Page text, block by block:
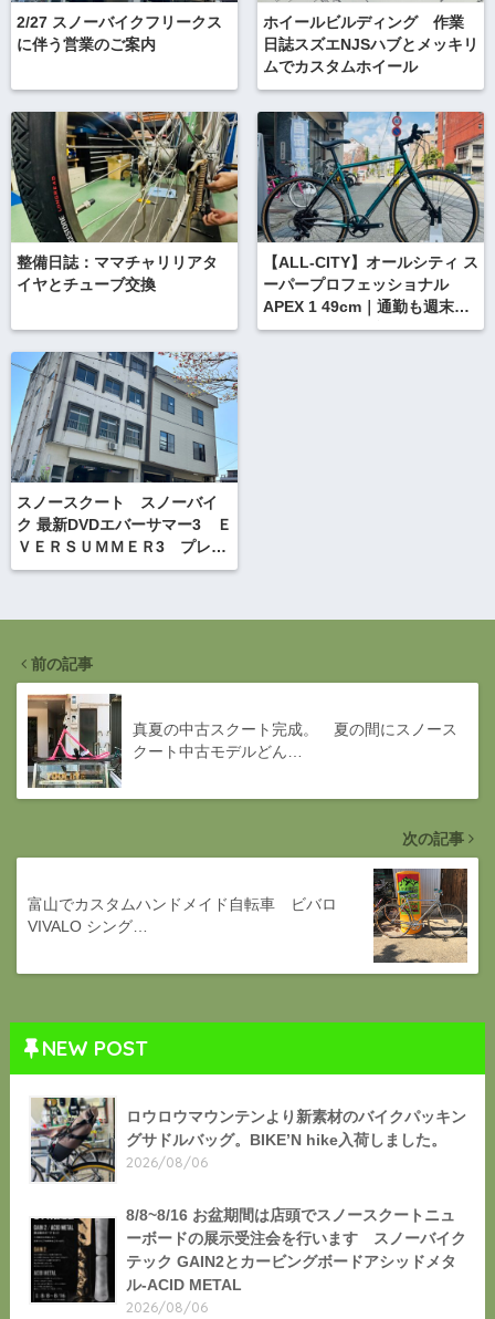
2/27 スノーバイクフリークス
に伴う営業のご案内
ホイールビルディング 作業
日誌スズエNJSハブとメッキリ
ムでカスタムホイール
整備日誌：ママチャリリアタ
イヤとチューブ交換
【ALL-CITY】オールシティ ス
ーパープロフェッショナル
APEX 1 49cm｜通勤も週末グ
ラベルもこの一台で！
スノースクート スノーバイ
ク 最新DVDエバーサマー3 Ｅ
ＶＥＲＳＵＭＭＥＲ3 プレス
なう
前の記事
真夏の中古スクート完成。 夏の間にスノース
クート中古モデルどん…
次の記事
富山でカスタムハンドメイド自転車 ビバロ
VIVALO シング…
NEW POST
ロウロウマウンテンより新素材のバイクパッキン
グサドルバッグ。BIKE’N hike入荷しました。
2026/08/06
8/8~8/16 お盆期間は店頭でスノースクートニュ
ーボードの展示受注会を行います スノーバイク
テック GAIN2とカービングボードアシッドメタ
ル-ACID METAL
2026/08/06